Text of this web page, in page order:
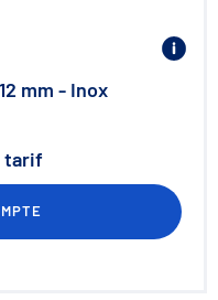
mm - Inox
tarif